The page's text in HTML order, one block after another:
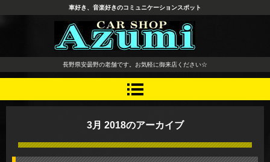
長野県 安曇野市 タイヤ ホ
イール デッドニング カーオ
ーディオ レカロシート
車好き、音楽好きのコミュニケーションスポット
長野県安曇野の老舗です。お気軽に御来店ください☆
3月 2018のアーカイブ